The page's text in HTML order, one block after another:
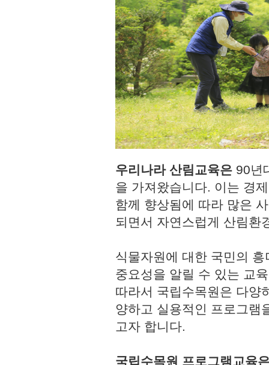
우리나라 산림교육은 90년
을 가져왔습니다. 이는 경
함께 향상됨에 따라 많은
되면서 자연스럽게 산림환
식물자원에 대한 국민의
중요성을 알릴 수 있는 교
따라서 국립수목원은 다양
양하고 실용적인 프로그램
고자 합니다.
국립수목원 프로그램교육